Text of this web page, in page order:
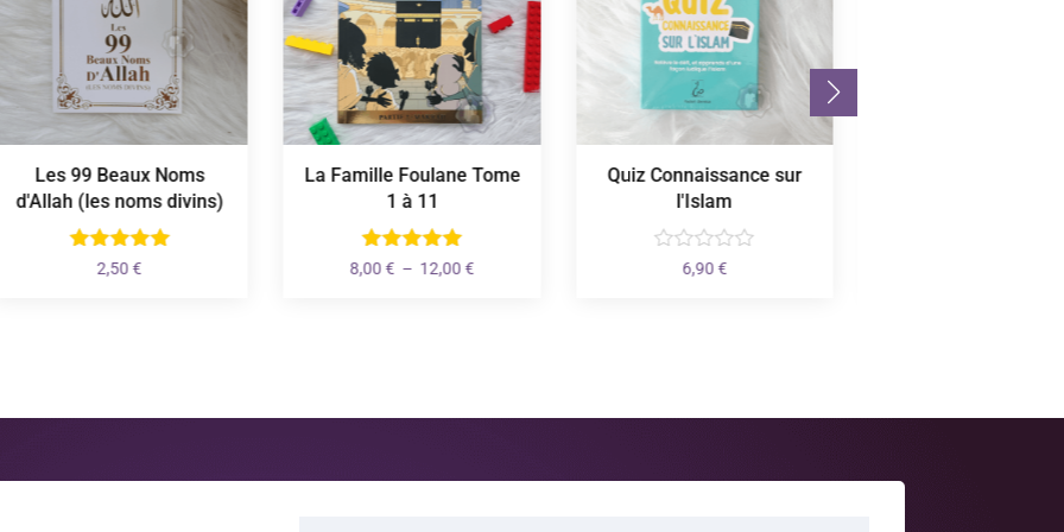
Les 99 Beaux Noms
d'Allah (les noms divins)
2,50€
La Famille Foulane Tome
1 à 11
8,00€ – 12,00€Plage
Quiz Connaissance sur
l'Islam
6,90€